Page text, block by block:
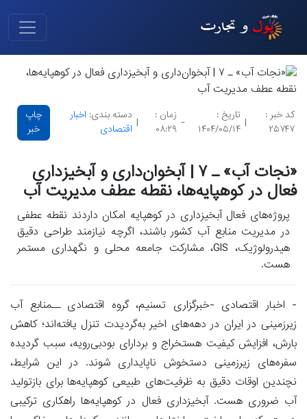
کد خبر :
۲۵۷۴۷
|
تاریخ :
۱۴۰۴/۰۵/۱۴
-
زمان :
۰۸:۲۹
|
دسته بندی: اخبار
اقتصادی
چاپ
خبر
«نجات آب» ـ ۷ | آبخوان‌داری و آبخیزداری
فعال در کوهپایه‌ها، نقطه عطف مدیریت آب
پروژه‌های فعال آبخیزداری در کوهپایه امکان داردند نقطه عطفی
در مدیریت منابع آب کشور باشند، اگرچه نیازمند طراحی دقیق
هیدرولوژیک، GIS، مشارکت جامعه محلی و نگهداری مستمر
هست.
- اخبار اقتصادی -خبرگزاری تسنیم، گروه اقتصادی ــمنابع آب
زیرزمینی در ایران در دهه‌های اخیر به‌گردیدت تنزل یافته‌اند؛ کاهش
بارش‌، افزایش کیفیت هستخراج و بردارای بود‌بی‌رویه، سبب گردیده
سفره‌های زیرزمینی دستخوش ناپایداری شوند. در این شرایط،
نچندین اوقات دقیق به ظرفیت‌های طبیعی کوهپایه‌ها برای بازتولید
آب ضروری هست. آبخیزداری فعال در کوهپایه‌ها راهکاری ترکیبی